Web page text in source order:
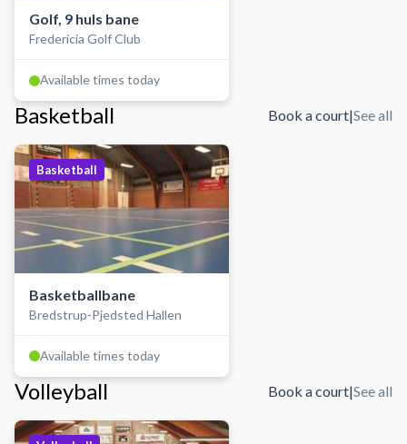
Golf, 9 huls bane
Fredericia Golf Club
Available times today
Basketball Book a court|See all
Basketball
Basketballbane
Bredstrup-Pjedsted Hallen
Available times today
Volleyball Book a court|See all